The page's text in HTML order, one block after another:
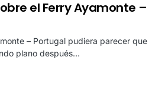
el Ferry Ayamonte –
– Portugal pudiera parecer que
plano después…